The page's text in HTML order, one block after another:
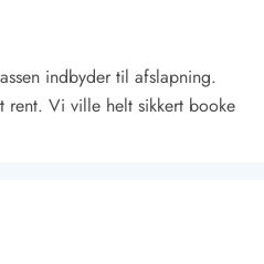
indbyder til afslapning.
rent. Vi ville helt sikkert booke